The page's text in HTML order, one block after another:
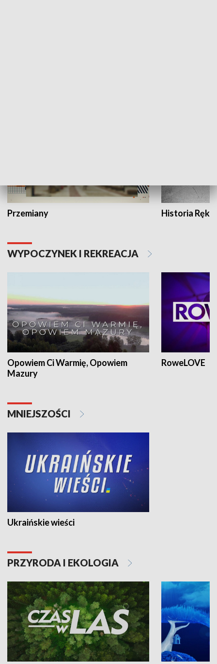
Przemiany Historia Ręką
WYPOCZYNEK I REKREACJA
Opowiem Ci Warmię, Opowiem
Mazury
RoweLOVE
MNIEJSZOŚCI
Ukraińskie wieści
PRZYRODA I EKOLOGIA